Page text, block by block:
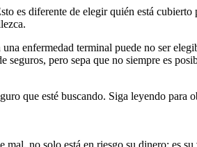
es diferente de elegir quién está
enfermedad terminal puede no ser
pero sepa que no siempre es
que esté buscando. Siga leyendo para
mal, no solo está en riesgo su dinero: es su